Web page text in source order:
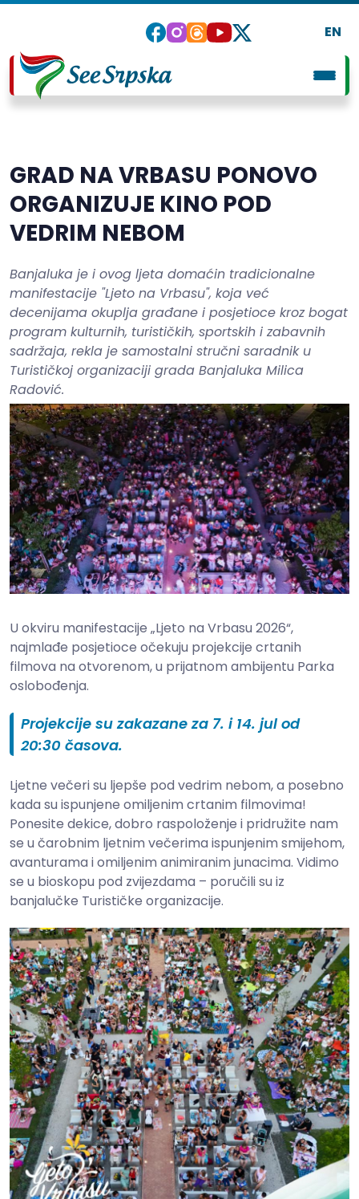
EN
GRAD NA VRBASU PONOVO
ORGANIZUJE KINO POD
VEDRIM NEBOM
Banjaluka je i ovog ljeta domaćin tradicionalne
manifestacije "Ljeto na Vrbasu", koja već
decenijama okuplja građane i posjetioce kroz bogat
program kulturnih, turističkih, sportskih i zabavnih
sadržaja, rekla je samostalni stručni saradnik u
Turističkoj organizaciji grada Banjaluka Milica
Radović.
U okviru manifestacije „Ljeto na Vrbasu 2026“,
najmlađe posjetioce očekuju projekcije crtanih
filmova na otvorenom, u prijatnom ambijentu Parka
oslobođenja.
Projekcije su zakazane za 7. i 14. jul od
20:30 časova.
Ljetne večeri su ljepše pod vedrim nebom, a posebno
kada su ispunjene omiljenim crtanim filmovima!
Ponesite dekice, dobro raspoloženje i pridružite nam
se u čarobnim ljetnim večerima ispunjenim smijehom,
avanturama i omiljenim animiranim junacima. Vidimo
se u bioskopu pod zvijezdama – poručili su iz
banjalučke Turističke organizacije.